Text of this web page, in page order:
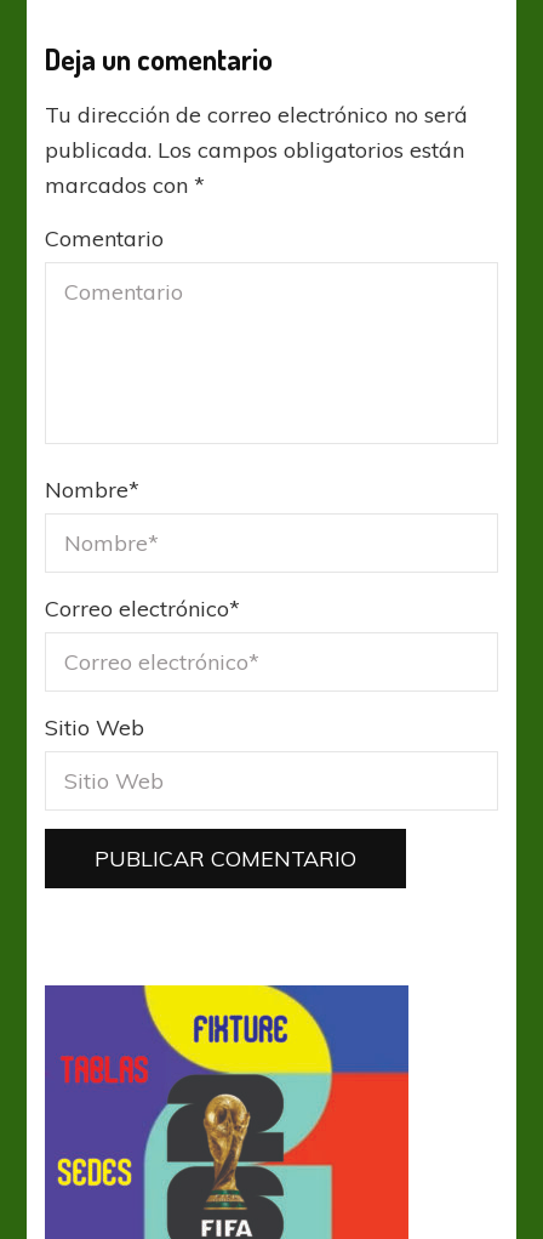
Deja un comentario
Tu dirección de correo electrónico no será
publicada. Los campos obligatorios están
marcados con*
Comentario
Nombre*
Correo electrónico*
Sitio Web